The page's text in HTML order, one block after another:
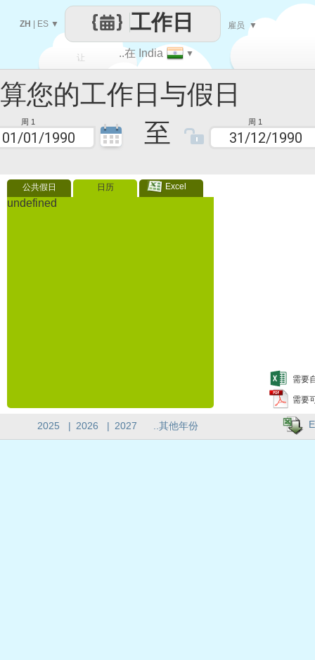
工作日与假日
周 1 至 周 1
公共假日 日历 Excel
undefined
需要
需要
让
每一天
..在 India ▼
工作日
ZH ES ▼ 雇员 ▼
2025 | 2026 | 2027 ..其他年份